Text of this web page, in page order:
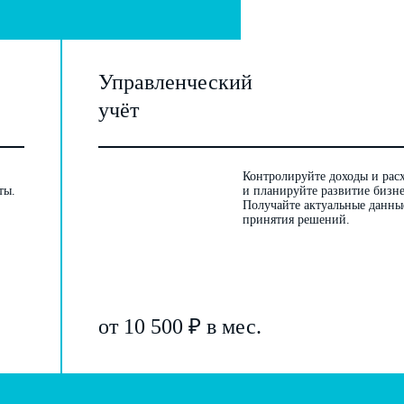
Управленческий
учёт
Контролируйте доходы и
и планируйте развитие
Получайте актуальные
принятия решений.
от 10 500 ₽ в мес.